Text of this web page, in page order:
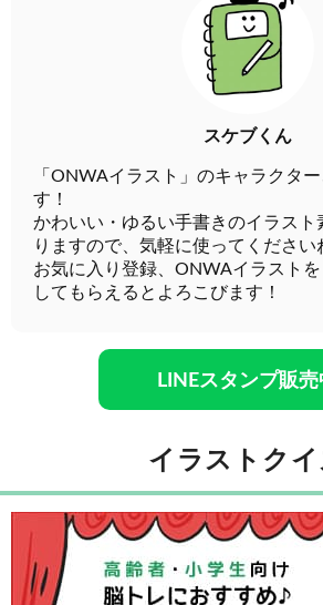
スケブくん
「ONWAイラスト」のキャラクタ
す！
かわいい・ゆるい手書きのイラスト
りますので、気軽に使ってください
お気に入り登録、ONWAイラスト
してもらえるとよろこびます！
LINEスタンプ販売
イラストクイ